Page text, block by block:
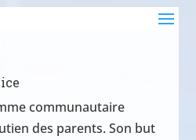
communautaire
des parents. Son but